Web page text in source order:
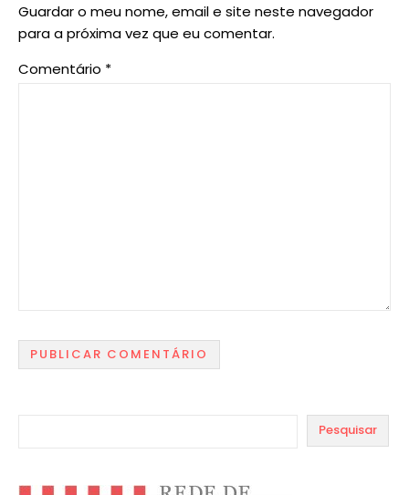
Guardar o meu nome, email e site neste navegador
para a próxima vez que eu comentar.
Comentário *
Pesquisar